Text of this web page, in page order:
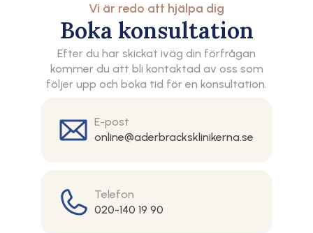
Vi är redo att hjälpa dig
Boka konsultation
Efter du har skickat iväg din förfrågan
kommer du att bli kontaktad av oss som
följer upp och boka tid för en konsultation.
E-post
online@aderbracksklinikerna.se
Telefon
020-140 19 90